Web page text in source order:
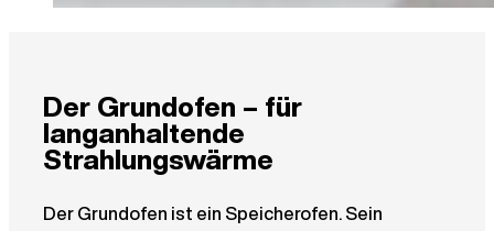
Der Grundofen – für
langanhaltende
Strahlungswärme
Der Grundofen ist ein Speicherofen. Sein